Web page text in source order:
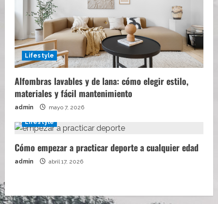
Lifestyle
Alfombras lavables y de lana: cómo elegir estilo,
materiales y fácil mantenimiento
admin mayo 7, 2026
Lifestyle
Cómo empezar a practicar deporte a cualquier edad
admin abril 17, 2026